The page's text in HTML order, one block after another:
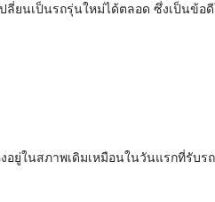
ลี่ยนเป็นรถรุ่นใหม่ได้ตลอด ซึ่งเป็นข้
ยู่ในสภาพเดิมเหมือนในวันแรกที่รับร